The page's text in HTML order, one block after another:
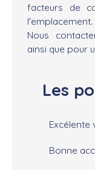
facteurs de
l'emplacement.
Nous
ainsi que pour
Les
Excélente
Bonne